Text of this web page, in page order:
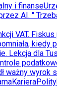
i finanse
AI. "
VAT.
kiedy
Lekcja dla
ważny wyrok
Kariera